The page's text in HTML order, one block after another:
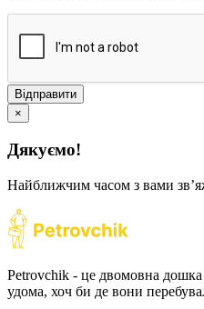
Відправити
×
Дякуємо!
Найближчим часом з вами
Petrovchik - це двомовна дошка
удома, хоч би де вони